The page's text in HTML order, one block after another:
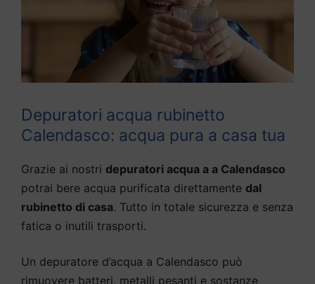
Depuratori acqua rubinetto
Calendasco: acqua pura a casa tua
Grazie ai nostri depuratori acqua a a Calendasco
potrai bere acqua purificata direttamente dal
rubinetto di casa. Tutto in totale sicurezza e senza
fatica o inutili trasporti.
Un depuratore d’acqua a Calendasco può
rimuovere batteri, metalli pesanti e sostanze